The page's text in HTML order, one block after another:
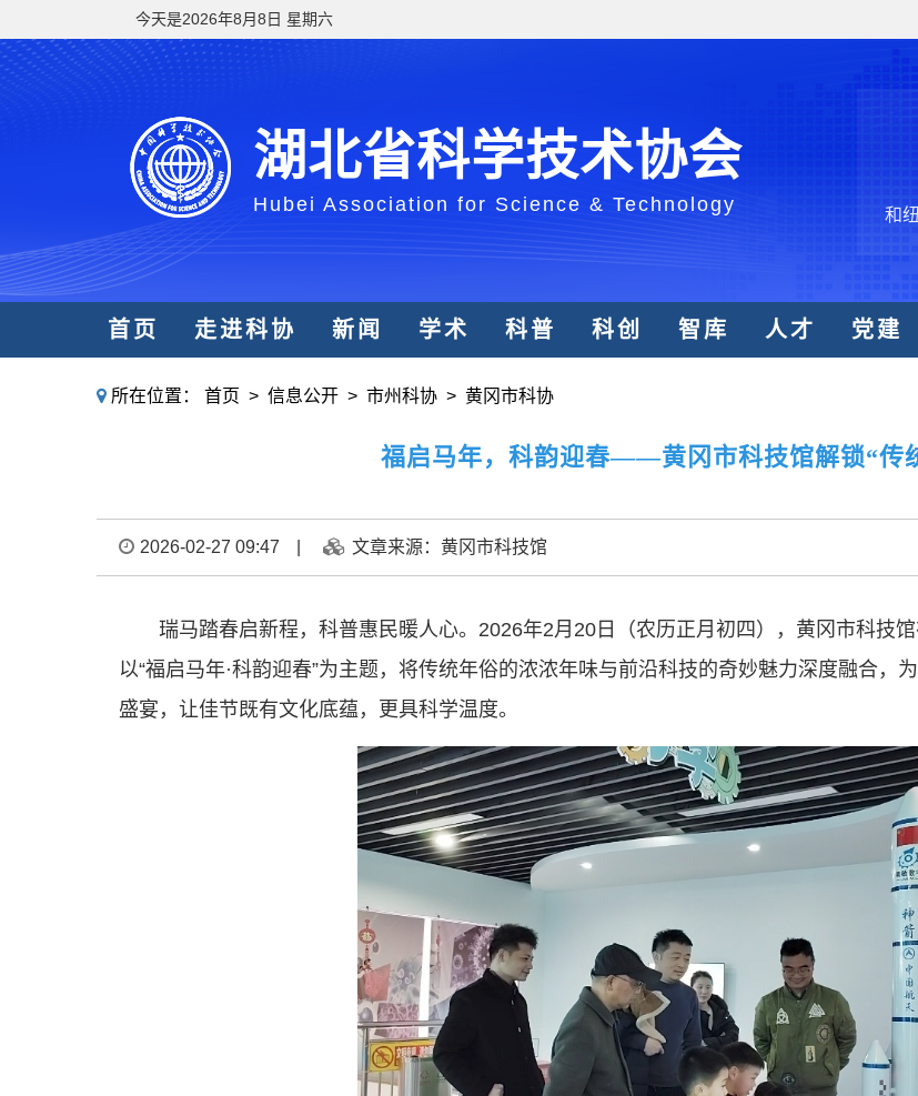
今天是2026年8月8日 星期六
湖北省科学技术协会
Hubei Association for Science & Technology
创
推
人
中
和
发
学
周
世
合
类
创
和
结
创
推
发
学
周
世
合
类
首页 走进科协 新闻 学术 科普 科创 智库 人才 党建
所在位置： 首页 > 信息公开 > 市州科协 > 黄冈市科协
福启马年，科韵迎春——黄冈市科技馆解锁“传
2026-02-27 09:47 文章来源：黄冈市科技馆
瑞马踏春启新程，科普惠民暖人心。2026年2月20日（农历正月初四），黄冈市科技
以“福启马年·科韵迎春”为主题，将传统年俗的浓浓年味与前沿科技的奇妙魅力深度融合，
盛宴，让佳节既有文化底蕴，更具科学温度。